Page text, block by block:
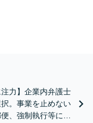
力】企業内弁護士
。事業を止めない
、強制執行等に精